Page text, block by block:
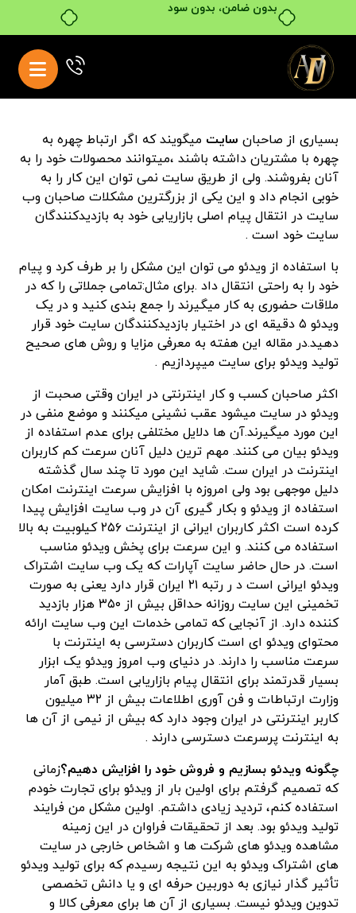
بدون ضامن، بدون سود
بسیاری از صاحبان سایت میگویند که اگر ارتباط چهره به
چهره با مشتریان داشته باشند ،میتوانند محصولات خود را به
آنان بفروشند. ولی از طریق سایت نمی توان این کار را به
خوبی انجام داد و این یکی از بزرگترین مشکلات صاحبان وب
سایت در انتقال پیام اصلی بازاریابی خود به بازدیدکنندگان
سایت خود است .
با استفاده از ویدئو می توان این مشکل را بر طرف کرد و پیام
خود را به راحتی انتقال داد .برای مثال:تمامی جملاتی را که در
ملاقات حضوری به کار میگیرند را جمع بندی کنید و در یک
ویدئو ۵ دقیقه ای در اختیار بازدیدکنندگان سایت خود قرار
دهید.در مقاله این هفته به معرفی مزایا و روش های صحیح
تولید ویدئو برای سایت میپردازیم .
اکثر صاحبان کسب و کار اینترنتی در ایران وقتی صحبت از
ویدئو در سایت میشود عقب نشینی میکنند و موضع منفی در
این مورد میگیرند.آن ها دلایل مختلفی برای عدم استفاده از
ویدئو بیان می کنند. مهم ترین دلیل آنان سرعت کم کاربران
اینترنت در ایران ست. شاید این مورد تا چند سال گذشته
دلیل موجهی بود ولی امروزه با افزایش سرعت اینترنت امکان
استفاده از ویدئو و بکار گیری آن در وب سایت افزایش پیدا
کرده است اکثر کاربران ایرانی از اینترنت ۲۵۶ کیلوبیت به بالا
استفاده می کنند. و این سرعت برای پخش ویدئو مناسب
است. در حال حاضر سایت آپارات که یک وب سایت اشتراک
ویدئو ایرانی است د ر رتبه ۲۱ ایران قرار دارد یعنی به صورت
تخمینی این سایت روزانه حداقل بیش از ۳۵۰ هزار بازدید
کننده دارد. از آنجایی که تمامی خدمات این وب سایت ارائه
محتوای ویدئو ای است کاربران دسترسی به اینترنت با
سرعت مناسب را دارند. در دنیای وب امروز ویدئو یک ابزار
بسیار قدرتمند برای انتقال پیام بازاریابی است. طبق آمار
وزارت ارتباطات و فن آوری اطلاعات بیش از ۳۲ میلیون
کاربر اینترنتی در ایران وجود دارد که بیش از نیمی از آن ها
به اینترنت پرسرعت دسترسی دارند .
چگونه ویدئو بسازیم و فروش خود را افزایش دهیم؟زمانی
که تصمیم گرفتم برای اولین بار از ویدئو برای تجارت خودم
استفاده کنم، تردید زیادی داشتم. اولین مشکل من فرایند
تولید ویدئو بود. بعد از تحقیقات فراوان در این زمینه
مشاهده ویدئو های شرکت ها و اشخاص خارجی در سایت
های اشتراک ویدئو به این نتیجه رسیدم که برای تولید ویدئو
تأثیر گذار نیازی به دوربین حرفه ای و یا دانش تخصصی
تدوین ویدئو نیست. بسیاری از آن ها برای معرفی کالا و